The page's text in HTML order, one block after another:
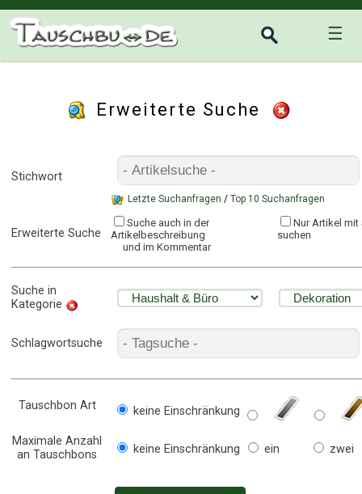
☰
Erweiterte Suche
Stichwort
Letzte Suchanfragen / Top 10 Suchanfragen
Erweiterte Suche
Suche auch in der
Artikelbeschreibung
und im Kommentar
Nur Artikel
suchen
Suche in
Kategorie
Schlagwortsuche
Tauschbon Art keine Einschränkung
Maximale Anzahl
an Tauschbons
keine Einschränkung ein zwei